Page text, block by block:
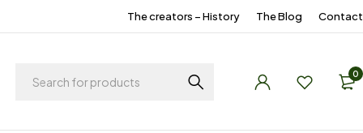
The creators – History The Blog Contact
0